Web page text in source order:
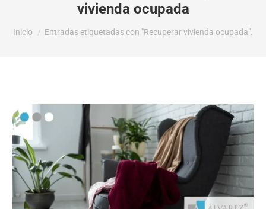
vivienda ocupada
Estás aquí:
Inicio Entradas etiquetadas con "Recuperar vivienda ocupada".